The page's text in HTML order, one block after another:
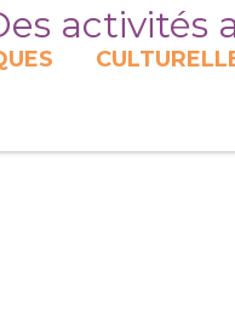
activités